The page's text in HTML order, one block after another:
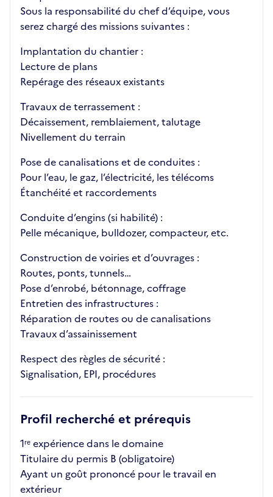
Sous la responsabilité du chef d’équipe, vous
serez chargé des missions suivantes :
Implantation du chantier :
Lecture de plans
Repérage des réseaux existants
Travaux de terrassement :
Décaissement, remblaiement, talutage
Nivellement du terrain
Pose de canalisations et de conduites :
Pour l’eau, le gaz, l’électricité, les télécoms
Étanchéité et raccordements
Conduite d’engins (si habilité) :
Pelle mécanique, bulldozer, compacteur, etc.
Construction de voiries et d’ouvrages :
Routes, ponts, tunnels…
Pose d’enrobé, bétonnage, coffrage
Entretien des infrastructures :
Réparation de routes ou de canalisations
Travaux d’assainissement
Respect des règles de sécurité :
Signalisation, EPI, procédures
Profil recherché et prérequis
1ʳᵉ expérience dans le domaine
Titulaire du permis B (obligatoire)
Ayant un goût prononcé pour le travail en
extérieur